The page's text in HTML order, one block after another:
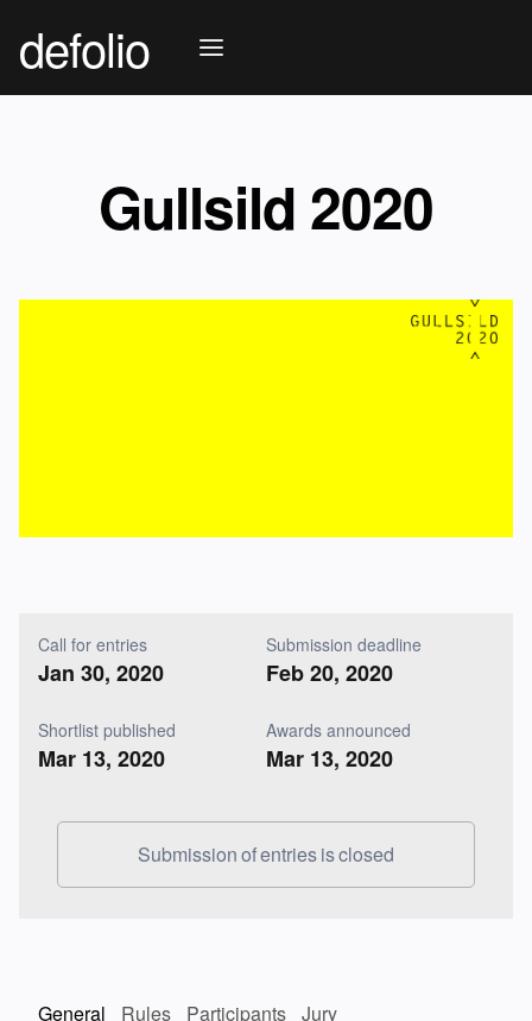
defolio
Gullsild 2020
Call for entries
Jan 30, 2020
Submission deadline
Feb 20, 2020
Shortlist published
Mar 13, 2020
Awards announced
Mar 13, 2020
Submission of entries is closed
General Rules Participants Jury